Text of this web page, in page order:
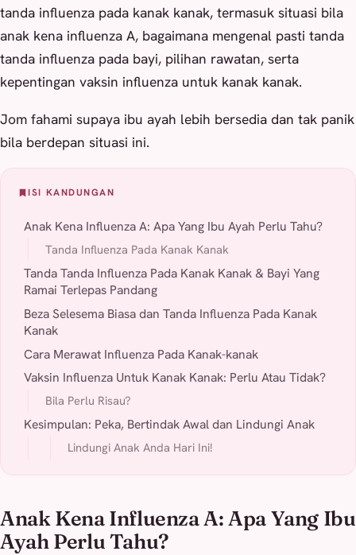
tanda influenza pada kanak kanak, termasuk situasi bila
anak kena influenza A, bagaimana mengenal pasti tanda
tanda influenza pada bayi, pilihan rawatan, serta
kepentingan vaksin influenza untuk kanak kanak.
Jom fahami supaya ibu ayah lebih bersedia dan tak panik
bila berdepan situasi ini.
ISI KANDUNGAN
Anak Kena Influenza A: Apa Yang Ibu Ayah Perlu Tahu?
Tanda Influenza Pada Kanak Kanak
Tanda Tanda Influenza Pada Kanak Kanak & Bayi Yang
Ramai Terlepas Pandang
Beza Selesema Biasa dan Tanda Influenza Pada Kanak
Kanak
Cara Merawat Influenza Pada Kanak-kanak
Vaksin Influenza Untuk Kanak Kanak: Perlu Atau Tidak?
Bila Perlu Risau?
Kesimpulan: Peka, Bertindak Awal dan Lindungi Anak
Lindungi Anak Anda Hari Ini!
Anak Kena Influenza A: Apa Yang Ibu
Ayah Perlu Tahu?